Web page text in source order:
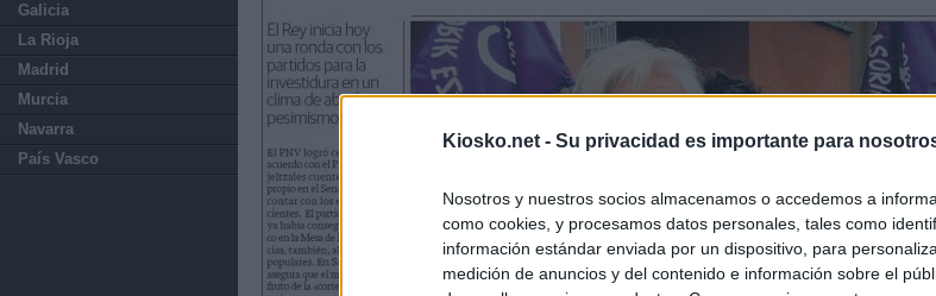
Kiosko.net - Su privacidad es importante para
Nosotros y nuestros socios almacenamos o accedemos a
como cookies, y procesamos datos personales, tales como
información estándar enviada por un dispositivo, para
medición de anuncios y del contenido e información sobre el
Galicia
La Rioja
Madrid
Murcia
Navarra
País Vasco